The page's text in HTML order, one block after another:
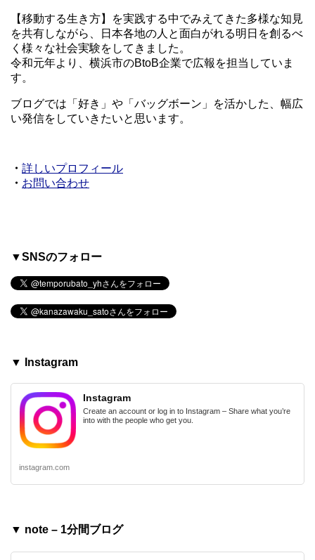
【移動する生き方】を実践する中でみえてきた多様な知見
を共有しながら、日本各地の人と面白がれる明日を創るべ
く様々な社会実験をしてきました。
令和元年より、横浜市のBtoB企業で広報を担当していま
す。
ブログでは「好き」や「バッグボーン」を活かした、幅広
い発信をしていきたいと思います。
・ 詳しいプロフィール
・ お問い合わせ
▼SNSのフォロー
▼ Instagram
Instagram
Create an account or log in to Instagram – Share what you’re
into with the people who get you.
instagram.com
▼ note – 1分間ブログ